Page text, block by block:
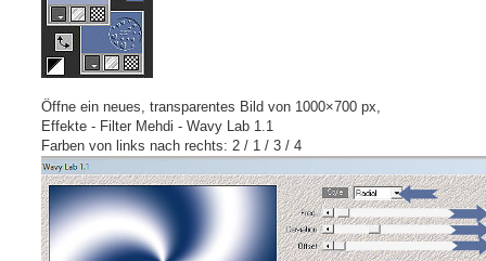
Öffne ein neues, transparentes Bild von 1000×700 px,
Effekte - Filter Mehdi - Wavy Lab 1.1
Farben von links nach rechts: 2 / 1 / 3 / 4